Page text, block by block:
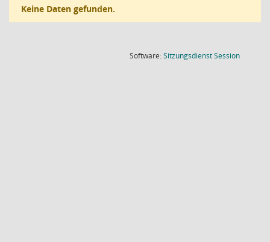
Keine Daten gefunden.
Software:SitzungsdienstSession(Wird in